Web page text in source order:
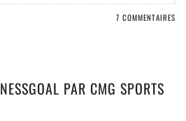
7 COMMENTAIRES
PAR CMG SPORTS